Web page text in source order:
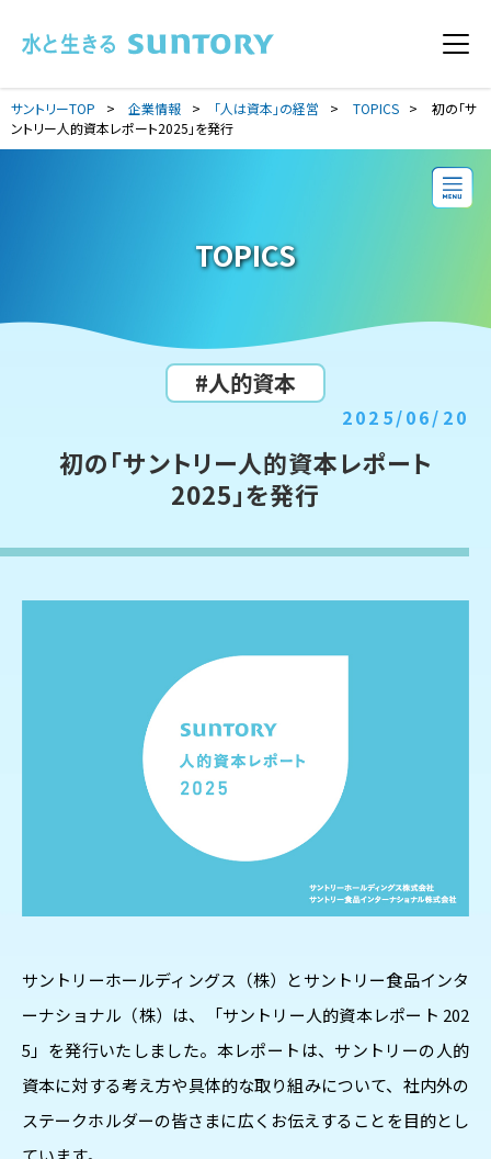
メ
サントリーTOP 企業情報 「人は資本」の経営 TOPICS
初の「サ
ントリー人的資本レポート2025」を発行
TOPICS
初の「サントリー人的資本レポート
2025」を発行
2025/06/20
#人的資本
サントリーホールディングス（株）とサントリー食品インタ
ーナショナル（株）は、「サントリー人的資本レポート 202
5」を発行いたしました。本レポートは、サントリーの人的
資本に対する考え方や具体的な取り組みについて、社内外の
ステークホルダーの皆さまに広くお伝えすることを目的とし